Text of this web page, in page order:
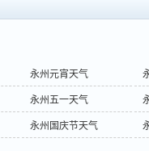
永州元宵天气
永州五一天气
永州国庆节天气